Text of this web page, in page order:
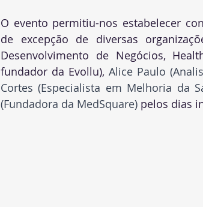
O evento permitiu-nos estabelecer
de excepção de diversas
Desenvolvimento de Negócios,
fundador da Evollu), Alice Paulo
Cortes (Especialista em Melhoria da
(Fundadora da MedSquare) pelos dias